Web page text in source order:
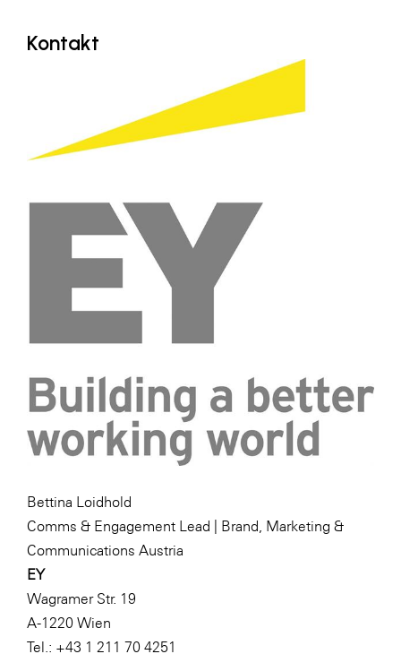
TAG GmbH
Verband Druck Medien Österreich
Wirtschaftskammer Salzburg
WKS Fachgruppe Fahrzeughandel und
WKS Fachgruppe Finanzdienstleister
Media
Kontakt
Bettina Loidhold
Comms & Engagement Lead | Brand, Marketing &
Communications Austria
EY
Wagramer Str. 19
A-1220 Wien
Tel.: +43 1 211 70 4251